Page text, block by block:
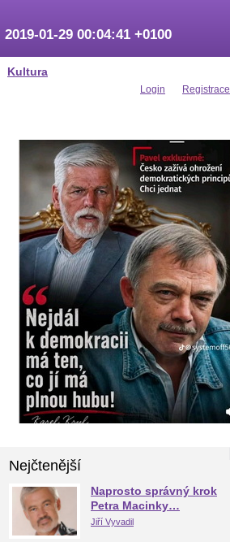
Kultura
2019-01-29 00:04:41 +0100
Login Registrace
Nejčtenější
Naprosto správný krok
Petra Macinky…
Jiří Vyvadil